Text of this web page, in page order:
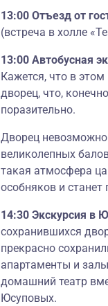
13:00 Отъезд от
(встреча в холле
13:00 Автобусная
Кажется, что в
дворец, что,
поразительно.
Дворец невозможно
великолепных
такая атмосфера
особняков и
14:30 Экскурсия в
сохранившихся
прекрасно
апартаменты и
домашний театр
Юсуповых.